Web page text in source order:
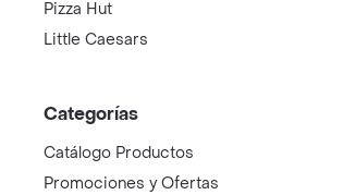
Pizza Hut
Little Caesars
Categorías
Catálogo Productos
Promociones y Ofertas